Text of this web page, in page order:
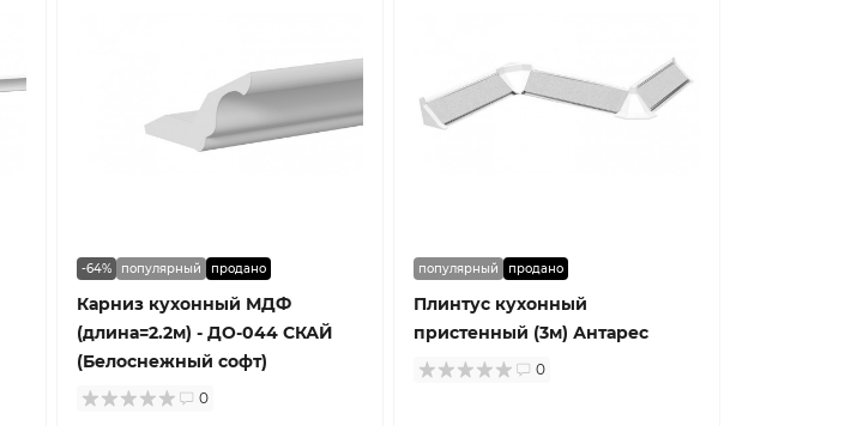
-64% популярный продано
Карниз кухонный МДФ
(длина=2.2м) - ДО-044 СКАЙ
(Белоснежный софт)
0
популярный продано
Плинтус кухонный
пристенный (3м) Антарес
0